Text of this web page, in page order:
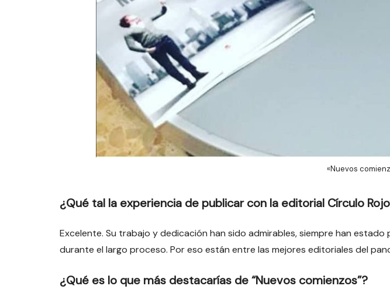
«Nuevos
¿Qué tal la experiencia de publicar con la editorial Círculo
Excelente. Su trabajo y dedicación han sido admirables, siempre han
durante el largo proceso. Por eso están entre las mejores editoriales del
¿Qué es lo que más destacarías de “Nuevos comienzos”?